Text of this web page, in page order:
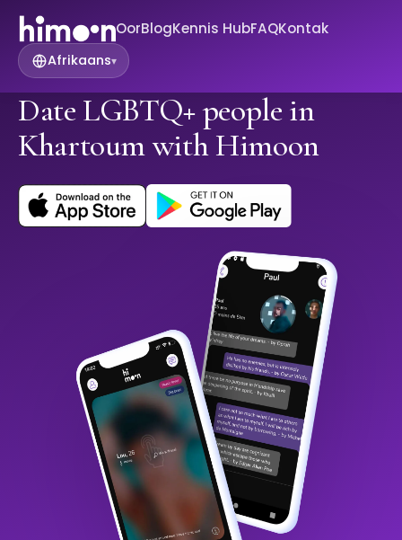
OorBlogKennis HubFAQKontak
Afrikaans▾
Date LGBTQ+ people in
Khartoum with Himoon